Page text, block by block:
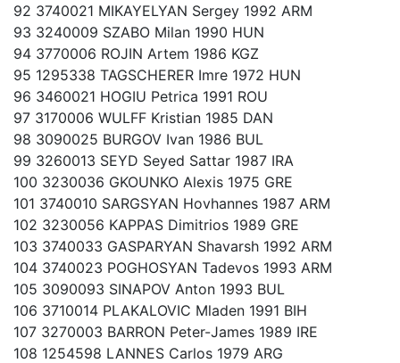
92 3740021 MIKAYELYAN Sergey 1992 ARM
93 3240009 SZABO Milan 1990 HUN
94 3770006 ROJIN Artem 1986 KGZ
95 1295338 TAGSCHERER Imre 1972 HUN
96 3460021 HOGIU Petrica 1991 ROU
97 3170006 WULFF Kristian 1985 DAN
98 3090025 BURGOV Ivan 1986 BUL
99 3260013 SEYD Seyed Sattar 1987 IRA
100 3230036 GKOUNKO Alexis 1975 GRE
101 3740010 SARGSYAN Hovhannes 1987 ARM
102 3230056 KAPPAS Dimitrios 1989 GRE
103 3740033 GASPARYAN Shavarsh 1992 ARM
104 3740023 POGHOSYAN Tadevos 1993 ARM
105 3090093 SINAPOV Anton 1993 BUL
106 3710014 PLAKALOVIC Mladen 1991 BIH
107 3270003 BARRON Peter-James 1989 IRE
108 1254598 LANNES Carlos 1979 ARG